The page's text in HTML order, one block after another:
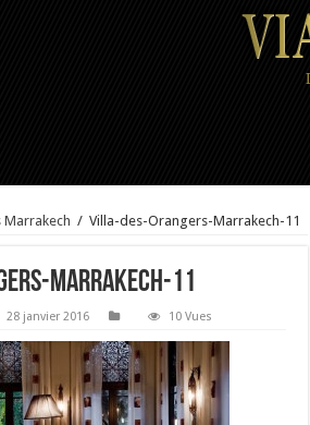
Marrakech / Villa-des-Orangers-Marrakech-11
Marrakech-11
28 janvier 2016 10 Vues